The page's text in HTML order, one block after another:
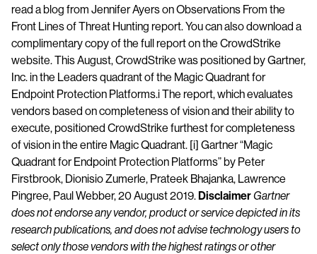
read a blog from Jennifer Ayers on Observations From the
Front Lines of Threat Hunting report. You can also download a
complimentary copy of the full report on the CrowdStrike
website. This August, CrowdStrike was positioned by Gartner,
Inc. in the Leaders quadrant of the ​Magic Quadrant for
Endpoint Protection Platforms.i​ The report, which evaluates
vendors based on completeness of vision and their ability to
execute, positioned CrowdStrike furthest for completeness
of vision in the entire Magic Quadrant. [i] Gartner “Magic
Quadrant for Endpoint Protection Platforms” by Peter
Firstbrook, Dionisio Zumerle, Prateek Bhajanka, Lawrence
Pingree, Paul Webber, 20 August 2019.DisclaimerGartner
does not endorse any vendor, product or service depicted in its
research publications, and does not advise technology users to
select only those vendors with the highest ratings or other